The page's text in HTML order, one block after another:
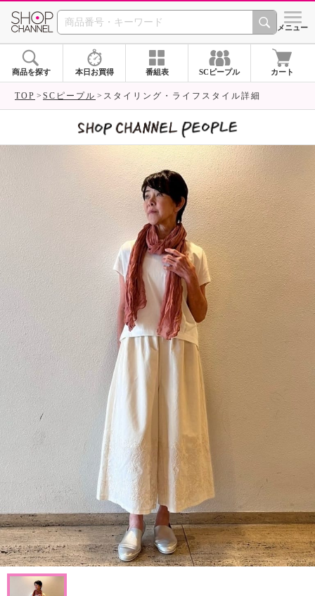
SHOP CHANNEL シメニュー
商品を探す 本日お買得 番組表 SCピープル カート
TOP SCピープル スタイリング・ライフスタイル詳細